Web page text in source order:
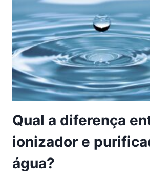
Qual a diferença
ionizador e
água?